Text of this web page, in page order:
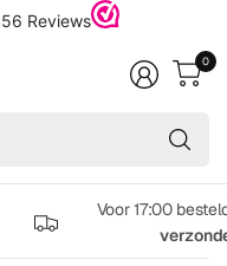
op
0
Voor 17:00